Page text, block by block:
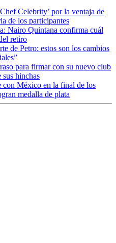
Celebrity’ por la ventaja de
de los participantes
Nairo Quintana confirma cuál
retiro
de Petro: estos son los cambios
para firmar con su nuevo club
hinchas
con México en la final de los
medalla de plata